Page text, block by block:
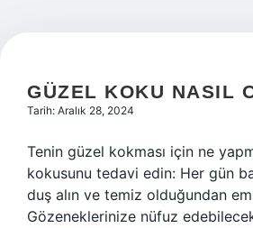
GÜZEL KOKU NASIL
Tarih: Aralık 28, 2024
Tenin güzel kokması için ne
kokusunu tedavi edin: Her gün
duş alın ve temiz olduğundan
Gözeneklerinize nüfuz